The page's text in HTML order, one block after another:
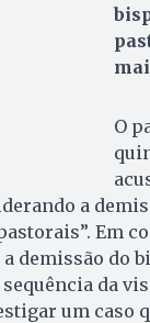
O
a
Em
demissão do
da
um caso